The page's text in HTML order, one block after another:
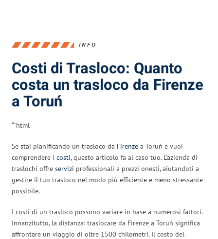
INFO
Costi di Trasloco: Quanto
costa un trasloco da Firenze
a Toruń
“`html
Se stai pianificando un trasloco da Firenze a Toruń e vuoi
comprendere i costi, questo articolo fa al caso tuo. L’azienda di
traslochi offre servizi professionali a prezzi onesti, aiutandoti a
gestire il tuo trasloco nel modo più efficiente e meno stressante
possibile.
I costi di un trasloco possono variare in base a numerosi fattori.
Innanzitutto, la distanza: traslocare da Firenze a Toruń significa
affrontare un viaggio di oltre 1500 chilometri. Il costo del